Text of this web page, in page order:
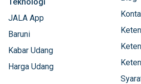
JALA App
Baruni
Kabar Udang
Harga Udang